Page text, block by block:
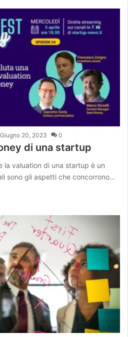
Giugno 20, 2023 0
di una startup
la valuation di una startup è un
sono gli aspetti che concorrono…